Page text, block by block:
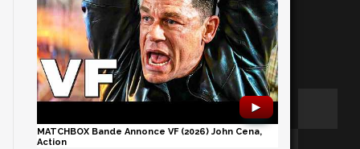
►
MATCHBOX Bande Annonce VF (2026) John Cena,
Action